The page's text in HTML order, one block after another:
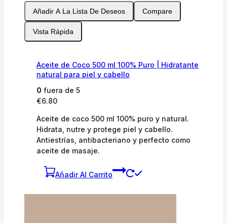
Añadir A La Lista De Deseos Compare
Vista Rápida
Aceite de Coco 500 ml 100% Puro | Hidratante
natural para piel y cabello
0 fuera de 5
€6.80
Aceite de coco 500 ml 100% puro y natural.
Hidrata, nutre y protege piel y cabello.
Antiestrías, antibacteriano y perfecto como
aceite de masaje.
Añadir Al Carrito